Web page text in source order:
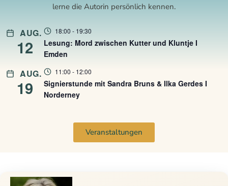
lerne die Autorin persönlich kennen.
AUG.
12
18:00 - 19:30
Lesung: Mord zwischen Kutter und Kluntje I
Emden
AUG.
19
11:00 - 12:00
Signierstunde mit Sandra Bruns & Ilka Gerdes I
Norderney
Veranstaltungen